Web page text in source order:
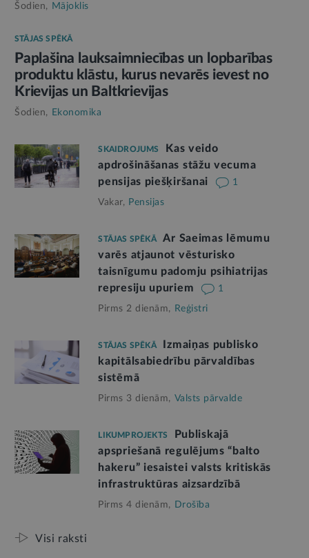
Šodien, Mājoklis
STĀJAS SPĒKĀ
Paplašina lauksaimniecības un lopbarības
produktu klāstu, kurus nevarēs ievest no
Krievijas un Baltkrievijas
Šodien, Ekonomika
SKAIDROJUMS
Kas veido
apdrošināšanas stāžu vecuma
pensijas piešķiršanai
1
Vakar, Pensijas
STĀJAS SPĒKĀ
Ar Saeimas lēmumu
varēs atjaunot vēsturisko
taisnīgumu padomju psihiatrijas
represiju upuriem
1
Pirms 2 dienām, Reģistri
STĀJAS SPĒKĀ
Izmaiņas publisko
kapitālsabiedrību pārvaldības
sistēmā
Pirms 3 dienām, Valsts pārvalde
LIKUMPROJEKTS
Publiskajā
apspriešanā regulējums “balto
hakeru” iesaistei valsts kritiskās
infrastruktūras aizsardzībā
Pirms 4 dienām, Drošība
Visi raksti